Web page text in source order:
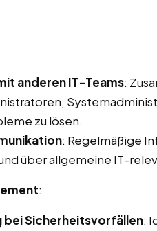
anderen IT-Teams:
zu lösen.
: Regelmäßige
über allgemeine IT-
:
bei Sicherheitsvorfällen: